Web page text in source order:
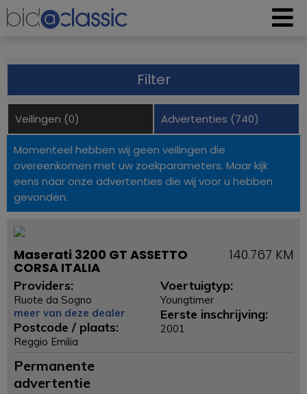
Filter
Veilingen (0) Advertenties (740)
Momenteel hebben wij geen veilingen die
overeenkomen met uw zoekparameters. Maar kijk
eens naar onze advertenties die wij voor u hebben
gevonden.
Maserati 3200 GT ASSETTO
CORSA ITALIA
140.767 KM
Providers:
Ruote da Sogno
meer van deze dealer
Postcode / plaats:
Reggio Emilia
Voertuigtyp:
Youngtimer
Eerste inschrijving:
2001
Permanente
advertentie